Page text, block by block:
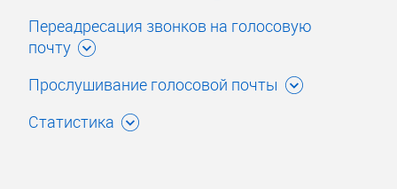
Переадресация звонков на голосовую
почту
Прослушивание голосовой почты
Статистика